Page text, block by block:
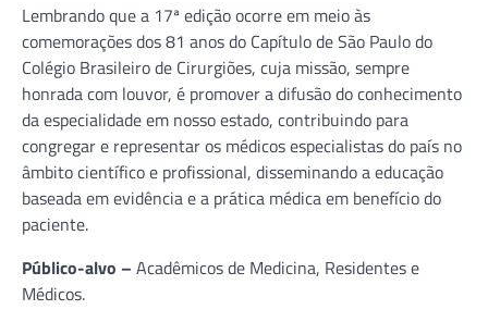
Lembrando que a 17ª edição ocorre em meio às
comemorações dos 81 anos do Capítulo de São Paulo do
Colégio Brasileiro de Cirurgiões, cuja missão, sempre
honrada com louvor, é promover a difusão do conhecimento
da especialidade em nosso estado, contribuindo para
congregar e representar os médicos especialistas do país no
âmbito científico e profissional, disseminando a educação
baseada em evidência e a prática médica em benefício do
paciente.
Público-alvo – Acadêmicos de Medicina, Residentes e
Médicos.